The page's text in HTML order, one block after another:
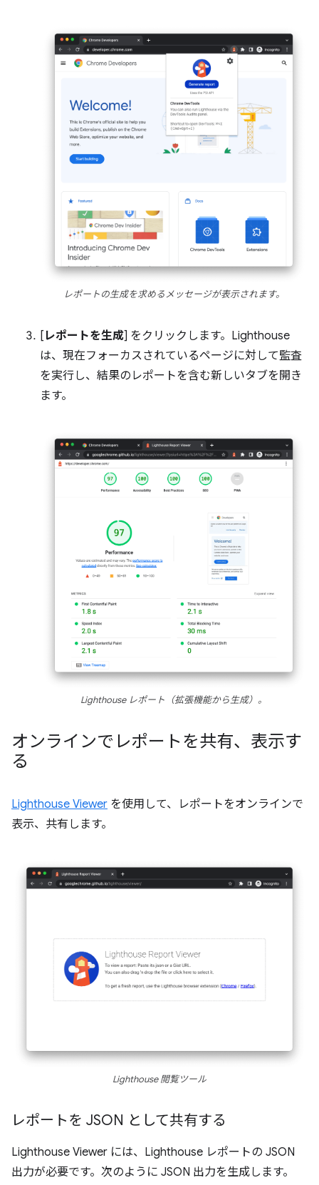
レポートの生成を求めるメッセージが表示されます。
[ レポートを生成] をクリックします。Lighthouse
は、現在フォーカスされているページに対して監査
を実行し、結果のレポートを含む新しいタブを開き
ます。
Lighthouse レポート（拡張機能から生成）。
オンラインでレポートを共有、表示す
る
Lighthouse Viewer を使用して、レポートをオンラインで
表示、共有します。
Lighthouse 閲覧ツール
レポートを JSON として共有する
Lighthouse Viewer には、Lighthouse レポートの JSON
出力が必要です。次のように JSON 出力を生成します。